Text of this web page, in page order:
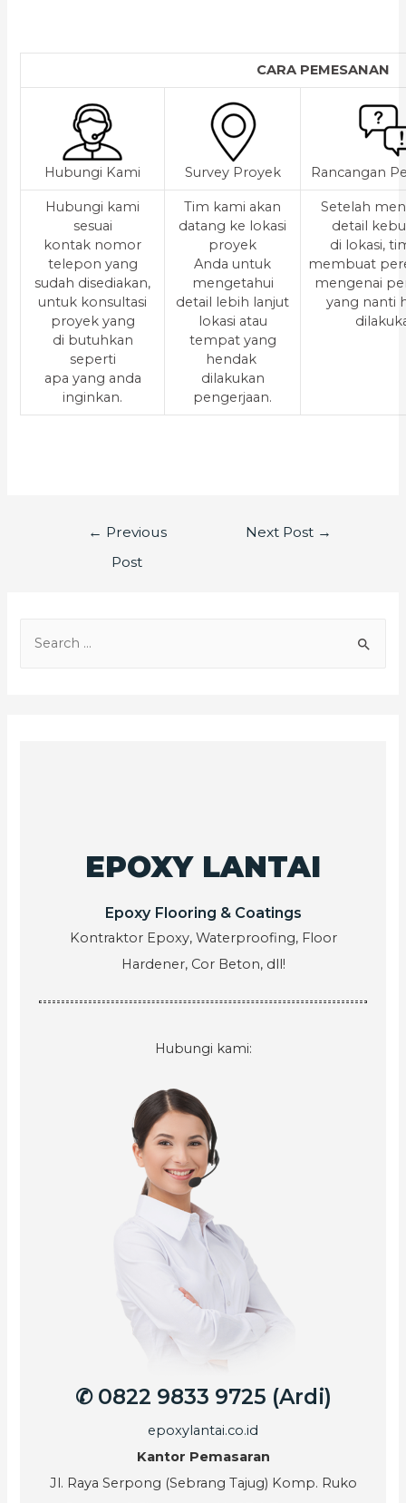
CARA PEMESANAN
Hubungi Kami Survey Proyek Rancangan
Hubungi kami
sesuai
kontak nomor
telepon yang
sudah disediakan,
untuk konsultasi
proyek yang
di butuhkan
seperti
apa yang anda
inginkan.
Tim kami akan
datang ke lokasi
proyek
Anda untuk
mengetahui
detail lebih lanjut
lokasi atau
tempat yang
hendak
dilakukan
pengerjaan.
Setelah
detail
di lokasi,
membuat
mengenai
yang nanti
← Previous
Post
Next Post →
EPOXY LANTAI
Epoxy Flooring & Coatings
Kontraktor Epoxy, Waterproofing, Floor
Hardener, Cor Beton, dll!
Hubungi kami:
✆ 0822 9833 9725 (Ardi)
epoxylantai.co.id
Kantor Pemasaran
Jl. Raya Serpong (Sebrang Tajug) Komp. Ruko